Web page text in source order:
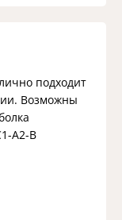
подходит
Возможны
A2-B